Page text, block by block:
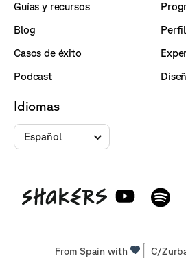
Guías y recursos
Blog
Casos de éxito
Podcast
Idiomas
Español
From Spain with C/